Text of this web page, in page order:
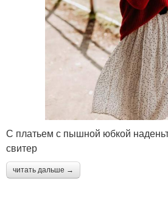
С платьем с пышной юбкой
свитер
читать дальше →